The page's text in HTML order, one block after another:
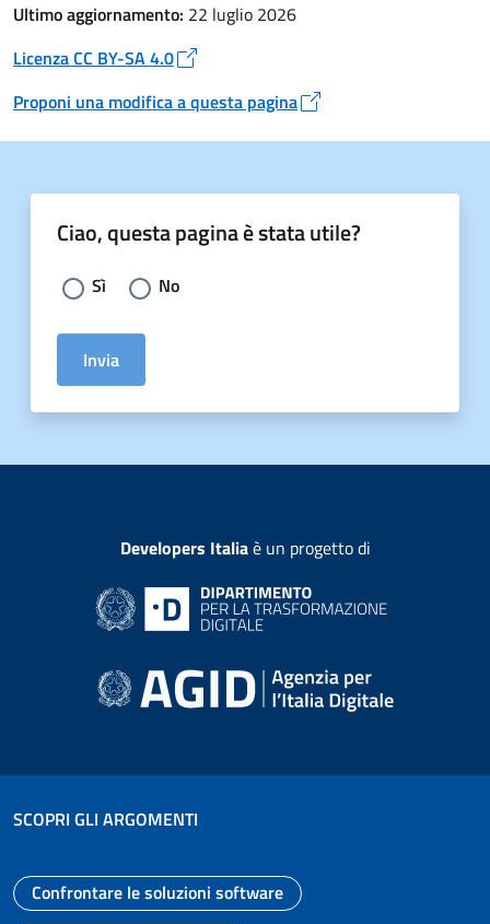
Ultimo aggiornamento: 22 luglio 2026
Licenza CC BY-SA 4.0
Apre in un nuovo tab
Proponi una modifica a questa pagina
Apre in un nuovo tab
Ciao, questa pagina è stata utile?
Scegli la risposta:
Sì No
Invia
Developers Italiaè un progetto di
SCOPRI GLI ARGOMENTI
Vai alla pagina
Confrontare le soluzioni software